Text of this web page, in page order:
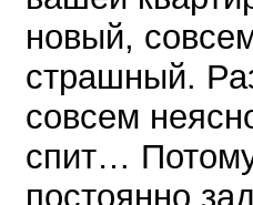
новый,
страшный.
совсем
спит…
постоянно